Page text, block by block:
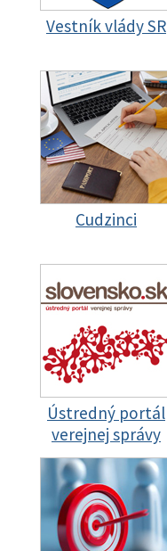
Vestník vlády SR
Cudzinci
Ústredný portál
verejnej správy